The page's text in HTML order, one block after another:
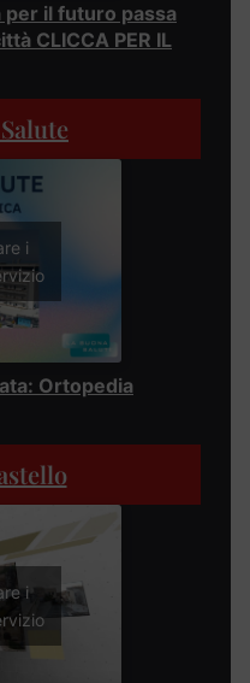
per il futuro passa
CLICCA PER IL
i
Ortopedia
i